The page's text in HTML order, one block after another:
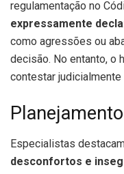
regulamentação no
expressamente
como agressões ou
decisão. No entanto, o
contestar judicialmente
Especialistas
desconfortos e